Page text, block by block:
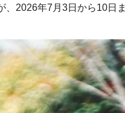
、2026年7月3日から10日ま